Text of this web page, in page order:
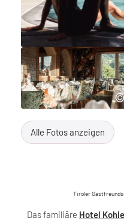
Alle Fotos anzeigen
Tiroler
Das familiäre Hotel